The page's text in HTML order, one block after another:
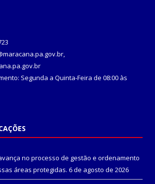
Segunda a Quinta-Feira de 08:00 às
no processo de gestão e ordenamento
áreas protegidas. 6 de agosto de 2026